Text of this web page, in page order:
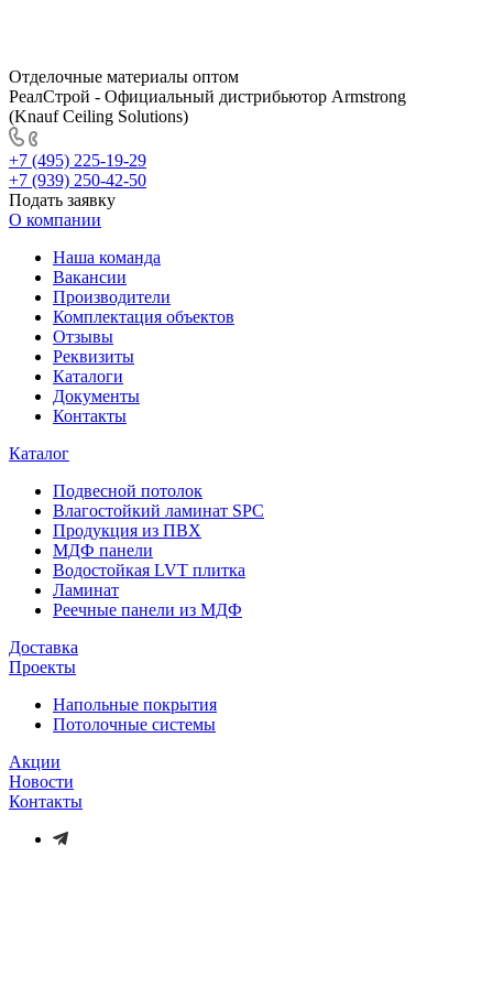
Отделочные материалы оптом
РеалСтрой - Официальный дистрибьютор Armstrong
(Knauf Ceiling Solutions)
+7 (495) 225-19-29
+7 (939) 250-42-50
Подать заявку
О компании
Наша команда
Вакансии
Производители
Комплектация объектов
Отзывы
Реквизиты
Каталоги
Документы
Контакты
Каталог
Подвесной потолок
Влагостойкий ламинат SPC
Продукция из ПВХ
МДФ панели
Водостойкая LVT плитка
Ламинат
Реечные панели из МДФ
Доставка
Проекты
Напольные покрытия
Потолочные системы
Акции
Новости
Контакты